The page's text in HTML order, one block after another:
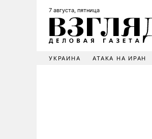
7 августа, пятница
УКРАИНА АТАКА НА ИРАН